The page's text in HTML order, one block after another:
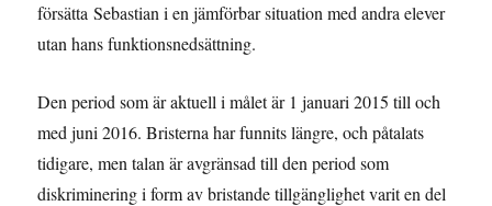
försätta Sebastian i en jämförbar situation med andra elever
utan hans funktionsnedsättning.
Den period som är aktuell i målet är 1 januari 2015 till och
med juni 2016. Bristerna har funnits längre, och påtalats
tidigare, men talan är avgränsad till den period som
diskriminering i form av bristande tillgänglighet varit en del